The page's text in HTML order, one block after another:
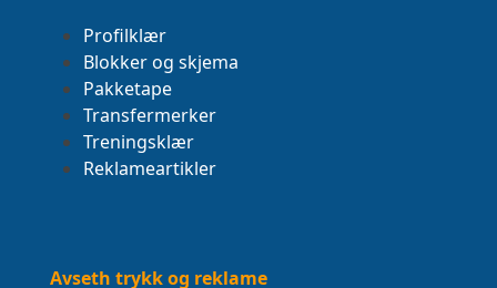
Profilklær
Blokker og skjema
Pakketape
Transfermerker
Treningsklær
Reklameartikler
Avseth trykk og reklame